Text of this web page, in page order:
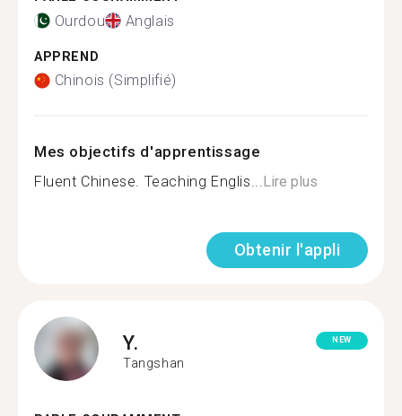
Ourdou Anglais
APPREND
Chinois (Simplifié)
Mes objectifs d'apprentissage
Fluent Chinese. Teaching Englis...Lire plus
Obtenir l'appli
Y.
Tangshan
NEW